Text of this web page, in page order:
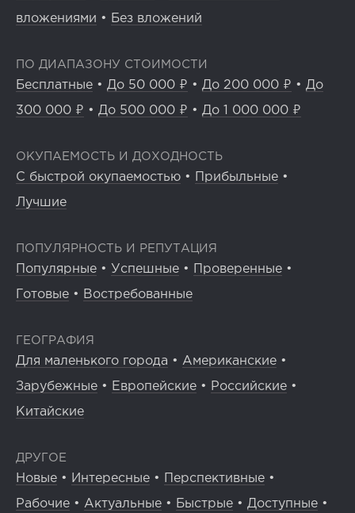
вложениями • Без вложений
ПО ДИАПАЗОНУ СТОИМОСТИ
Бесплатные • До 50 000 ₽ • До 200 000 ₽ • До
300 000 ₽ • До 500 000 ₽ • До 1 000 000 ₽
ОКУПАЕМОСТЬ И ДОХОДНОСТЬ
С быстрой окупаемостью • Прибыльные •
Лучшие
ПОПУЛЯРНОСТЬ И РЕПУТАЦИЯ
Популярные • Успешные • Проверенные •
Готовые • Востребованные
ГЕОГРАФИЯ
Для маленького города • Американские •
Зарубежные • Европейские • Российские •
Китайские
ДРУГОЕ
Новые • Интересные • Перспективные •
Рабочие • Актуальные • Быстрые • Доступные •